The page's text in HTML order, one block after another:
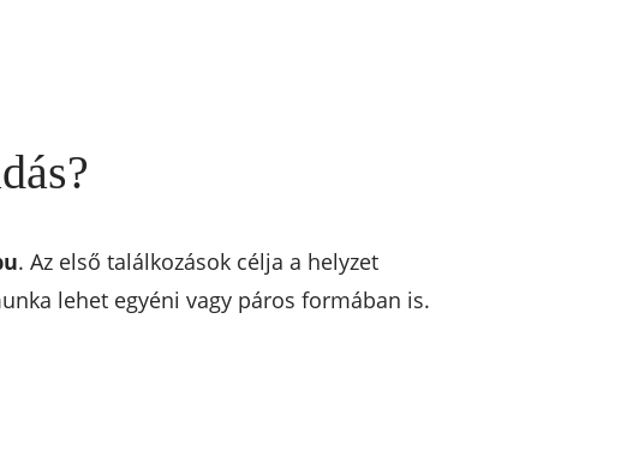
. Az első találkozások célja a helyzet
lehet egyéni vagy páros formában is.